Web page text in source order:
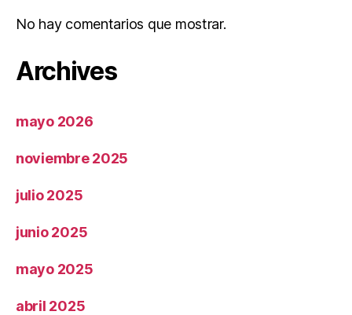
No hay comentarios que mostrar.
Archives
mayo 2026
noviembre 2025
julio 2025
junio 2025
mayo 2025
abril 2025